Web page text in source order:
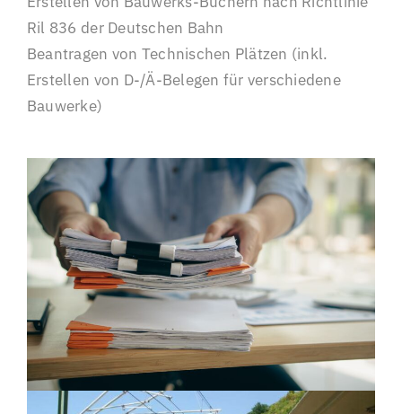
Ril 836 der Deutschen Bahn
Beantragen von Technischen Plätzen (inkl.
Erstellen von D-/Ä-Belegen für verschiedene
Bauwerke)